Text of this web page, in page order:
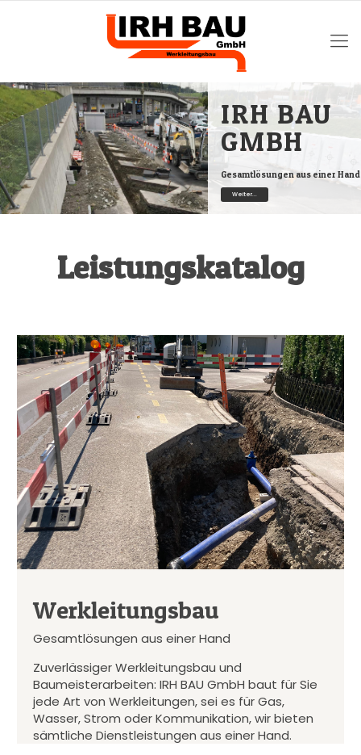
IRH BAU
GMBH
Gesamtlösungen aus einer
Weiter...
Leistungskatalog
Werkleitungsbau
Gesamtlösungen aus einer Hand
Zuverlässiger Werkleitungsbau und
Baumeisterarbeiten: IRH BAU GmbH baut für Sie
jede Art von Werkleitungen, sei es für Gas,
Wasser, Strom oder Kommunikation, wir bieten
sämtliche Dienstleistungen aus einer Hand.